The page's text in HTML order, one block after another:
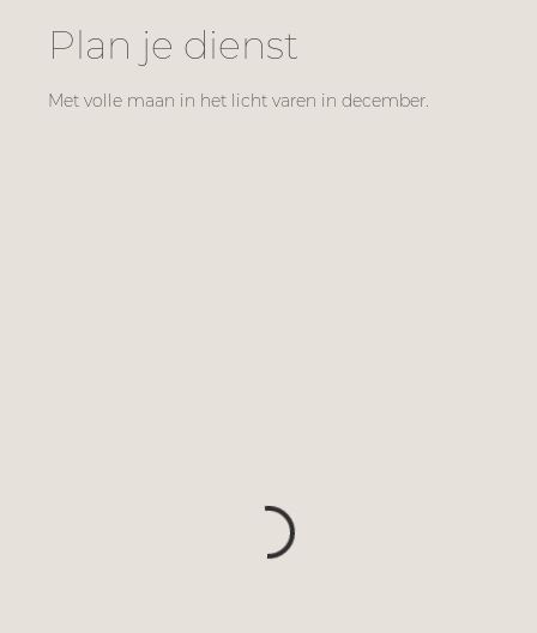
Plan je dienst
Met volle maan in het licht varen in december.